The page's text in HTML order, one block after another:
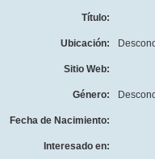
Título:
Ubicación:
Sitio Web:
Género:
Fecha de Nacimiento:
Interesado en: